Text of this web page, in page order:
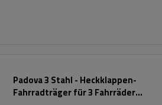
Padova 3 Stahl - Heckklappen-
Fahrradträger für 3 Fahrräder